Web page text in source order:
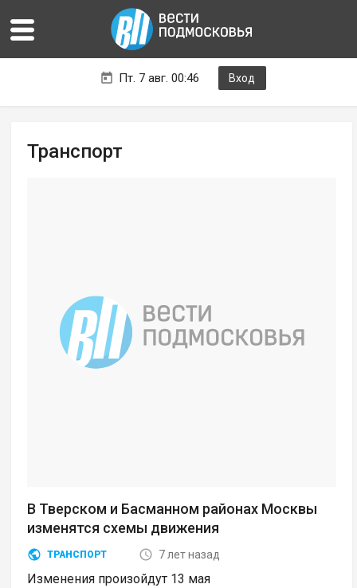
Пт. 7 авг. 00:46 Вход
Транспорт
В Тверском и Басманном районах Москвы
изменятся схемы движения
ТРАНСПОРТ 7 лет назад
Изменения произойдут 13 мая